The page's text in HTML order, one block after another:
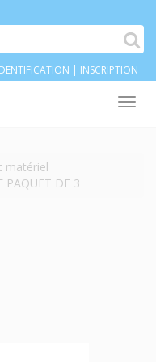
| INSCRIPTION
matériel
PAQUET DE 3